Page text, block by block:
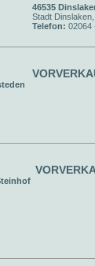
46535
Stadt
Telefon: 02064